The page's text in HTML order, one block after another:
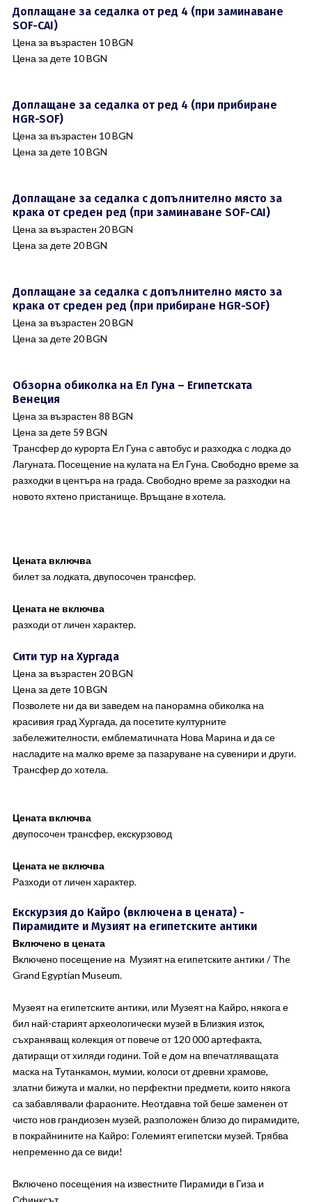
Доплащане за седалка от ред 4 (при заминаване
SOF-CAI)
Цена за възрастен 10 BGN
Цена за дете 10 BGN
Доплащане за седалка от ред 4 (при прибиране
HGR-SOF)
Цена за възрастен 10 BGN
Цена за дете 10 BGN
Доплащане за седалка с допълнително място за
крака от среден ред (при заминаване SOF-CAI)
Цена за възрастен 20 BGN
Цена за дете 20 BGN
Доплащане за седалка с допълнително място за
крака от среден ред (при прибиране HGR-SOF)
Цена за възрастен 20 BGN
Цена за дете 20 BGN
Обзорна обиколка на Ел Гуна – Египетската
Венеция
Цена за възрастен 88 BGN
Цена за дете 59 BGN
Трансфер до курорта Ел Гуна с автобус и разходка с лодка до
Лагуната. Посещение на кулата на Ел Гуна. Свободно време за
разходки в центъра на града. Свободно време за разходки на
новото яхтено пристанище. Връщане в хотела.
Цената включва
билет за лодката, двупосочен трансфер.
Цената не включва
разходи от личен характер.
Сити тур на Хургада
Цена за възрастен 20 BGN
Цена за дете 10 BGN
Позволете ни да ви заведем на панорамна обиколка на
красивия град Хургада, да посетите културните
забележителности, емблематичната Нова Марина и да се
насладите на малко време за пазаруване на сувенири и други.
Трансфер до хотела.
Цената включва
двупосочен трансфер, екскурзовод
Цената не включва
Разходи от личен характер.
Екскурзия до Кайро (включена в цената) -
Пирамидите и Музият на египетските антики
Включено в цената
Включено посещение на Музият на египетските антики / The
Grand Egyptian Museum.
Музеят на египетските антики, или Музеят на Кайро, някога е
бил най-старият археологически музей в Близкия изток,
съхраняващ колекция от повече от 120 000 артефакта,
датиращи от хиляди години. Той е дом на впечатляващата
маска на Тутанкамон, мумии, колоси от древни храмове,
златни бижута и малки, но перфектни предмети, които някога
са забавлявали фараоните. Неотдавна той беше заменен от
чисто нов грандиозен музей, разположен близо до пирамидите,
в покрайнините на Кайро: Големият египетски музей. Трябва
непременно да се види!
Включено посещения на известните Пирамиди в Гиза и
Сфинксът.